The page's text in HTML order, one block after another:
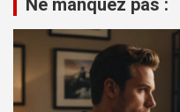
Ne manquez pas :